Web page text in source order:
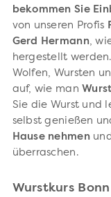
bekommen Sie
von unseren Profis
Gerd Hermann,
hergestellt
Wolfen, Wursten
auf, wie man
Sie die Wurst und
selbst genießen
Hause nehmen
überraschen.
Wurstkurs Bonn